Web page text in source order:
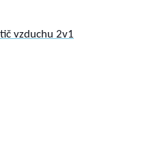
vzduchu 2v1